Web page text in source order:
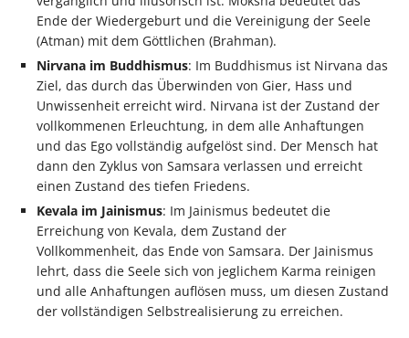
Ende der Wiedergeburt und die Vereinigung der Seele
(Atman) mit dem Göttlichen (Brahman).
Nirvana im Buddhismus: Im Buddhismus ist Nirvana das
Ziel, das durch das Überwinden von Gier, Hass und
Unwissenheit erreicht wird. Nirvana ist der Zustand der
vollkommenen Erleuchtung, in dem alle Anhaftungen
und das Ego vollständig aufgelöst sind. Der Mensch hat
dann den Zyklus von Samsara verlassen und erreicht
einen Zustand des tiefen Friedens.
Kevala im Jainismus: Im Jainismus bedeutet die
Erreichung von Kevala, dem Zustand der
Vollkommenheit, das Ende von Samsara. Der Jainismus
lehrt, dass die Seele sich von jeglichem Karma reinigen
und alle Anhaftungen auflösen muss, um diesen Zustand
der vollständigen Selbstrealisierung zu erreichen.